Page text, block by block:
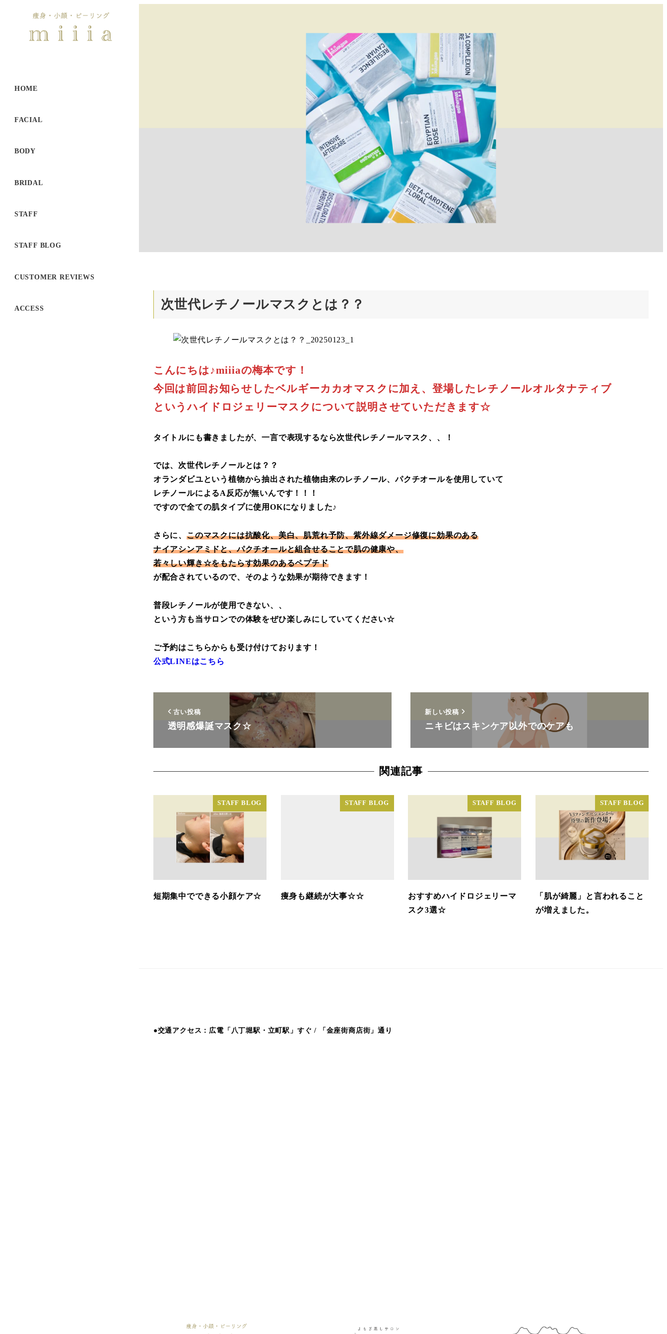
HOME
FACIAL
BODY
BRIDAL
STAFF
STAFF BLOG
CUSTOMER REVIEWS
ACCESS 次世代レチノールマスクとは？？
こんにちは♪miiiaの梅本です！
今回は前回お知らせしたベルギーカカオマスクに加え、登場したレチノールオルタナティブ
というハイドロジェリーマスクについて説明させていただきます☆
タイトルにも書きましたが、一言で表現するなら次世代レチノールマスク、、！
では、次世代レチノールとは？？
オランダビユという植物から抽出された植物由来のレチノール、パクチオールを使用していて
レチノールによるA反応が無いんです！！！
ですので全ての肌タイプに使用OKになりました♪
さらに、 このマスクには抗酸化、美白、肌荒れ予防、紫外線ダメージ修復に効果のある
ナイアシンアミドと、パクチオールと組合せることで肌の健康や、
若々しい輝き☆をもたらす効果のあるペプチド
が配合されているので、そのような効果が期待できます！
普段レチノールが使用できない、、
という方も当サロンでの体験をぜひ楽しみにしていてください☆
ご予約はこちらからも受け付けております！
公式LINEはこちら
古い投稿
透明感爆誕マスク☆
新しい投稿
ニキビはスキンケア以外でのケアも
関連記事
STAFF BLOG
短期集中でできる小顔ケア☆
STAFF BLOG
痩身も継続が大事☆☆
STAFF BLOG
おすすめハイドロジェリーマ
スク3選☆
STAFF BLOG
「肌が綺麗」と言われること
が増えました。
●交通アクセス：広電「八丁堀駅・立町駅」すぐ / 「金座街商店街」通り